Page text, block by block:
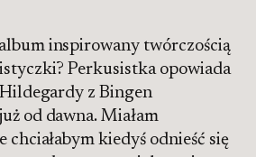
inspirowany twórczością
Perkusistka opowiada
z Bingen
od dawna. Miałam
chciałabym kiedyś odnieść się